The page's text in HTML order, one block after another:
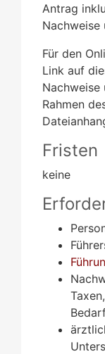
Antrag
Nachweise
Für den
Link auf
Nachweise
Rahmen
Fristen
keine